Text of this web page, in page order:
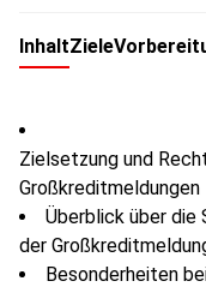
InhaltZiele
Zielsetzung und
Großkreditmeldungen
Überblick über die
der
Besonderheiten